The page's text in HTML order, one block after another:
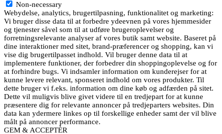
Non-necessary
Webydelse, analytics, brugertilpasning, funktionalitet og marketing:
Vi bruger disse data til at forbedre ydeevnen på vores hjemmesider
og tjenester såvel som til at udføre brugeroplevelser og
forretningsrelevante analyser af vores butik samt website. Baseret på
dine interaktioner med sitet, brand-præferencer og shopping, kan vi
vise dig brugertilpasset indhold. Vil bruger denne data til at
implementere funktioner, der forbedrer din shoppingoplevelse og for
at forhindre bugs. Vi indsamler information om kunderejser for at
kunne levere relevant, sponseret indhold om vores produkter. Til
dette bruger vi f.eks. information om dine køb og adfærden på sitet.
Dette vil muligvis blive givet videre til en tredjepart for at kunne
præsentere dig for relevante annoncer på tredjeparters websites. Din
data kan ydermere linkes op til forskellige enheder samt der vil blive
målt på annoncer performance.
GEM & ACCEPTÈR